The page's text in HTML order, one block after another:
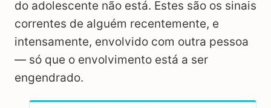
do adolescente não está. Estes são os sinais
correntes de alguém recentemente, e
intensamente, envolvido com outra pessoa
— só que o envolvimento está a ser
engendrado.